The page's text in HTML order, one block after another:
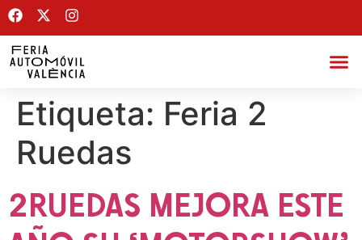
Etiqueta: Feria 2
Ruedas
2RUEDAS MEJORA ESTE